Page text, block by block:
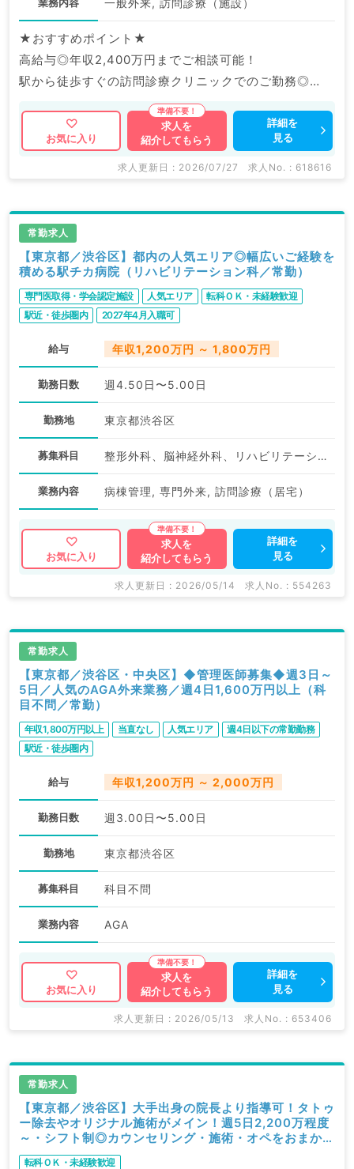
一般外来, 訪問診療（施設）
★おすすめポイント★
高給与◎年収2,400万円までご相談可能！
駅から徒歩すぐの訪問診療クリニックでのご勤務◎
在宅医療にご興味のある先生歓迎！未経験でもご相談可
能です！
お気に入り
求人を
紹介してもらう
詳細を
見る
求人更新日 : 2026/07/27 求人No. : 618616
常勤求人
【東京都／渋谷区】都内の人気エリア◎幅広いご経験を
積める駅チカ病院（リハビリテーション科／常勤）
専門医取得・学会認定施設 人気エリア
転科ＯＫ・未経験歓迎
駅近・徒歩圏内
2027年4月入職可
給与 年収1,200万円 ～ 1,800万円
勤務日数 週4.50日〜5.00日
勤務地 東京都渋谷区
募集科目 整形外科、脳神経外科、リハビリテーション科
業務内容 病棟管理, 専門外来, 訪問診療（居宅）
お気に入り
求人を
紹介してもらう
詳細を
見る
求人更新日 : 2026/05/14 求人No. : 554263
常勤求人
【東京都／渋谷区・中央区】◆管理医師募集◆週3日～
5日／人気のAGA外来業務／週4日1,600万円以上（科
目不問／常勤）
年収1,800万円以上 当直なし 人気エリア
週4日以下の常勤勤務
駅近・徒歩圏内
給与 年収1,200万円 ～ 2,000万円
勤務日数 週3.00日〜5.00日
勤務地 東京都渋谷区
募集科目 科目不問
業務内容 AGA
お気に入り
求人を
紹介してもらう
詳細を
見る
求人更新日 : 2026/05/13 求人No. : 653406
常勤求人
【東京都／渋谷区】大手出身の院長より指導可！タトゥ
ー除去やオリジナル施術がメイン！週5日2,200万程度
～・シフト制◎カウンセリング・施術・オペをおまかせ
（美容皮膚科、美容外科／常勤）
転科ＯＫ・未経験歓迎